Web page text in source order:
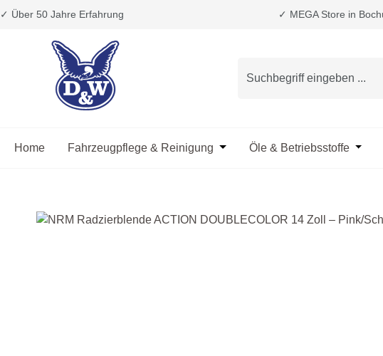
Hauptinhalt springen
Zur Suche springen
Zur Hauptnavigation springen
✓ Über 50 Jahre Erfahrung ✓ MEGA Store in
Home Fahrzeugpflege & Reinigung Öffne oder Schließe das
Öle & Betriebsstoffe
Bildergalerie überspringen